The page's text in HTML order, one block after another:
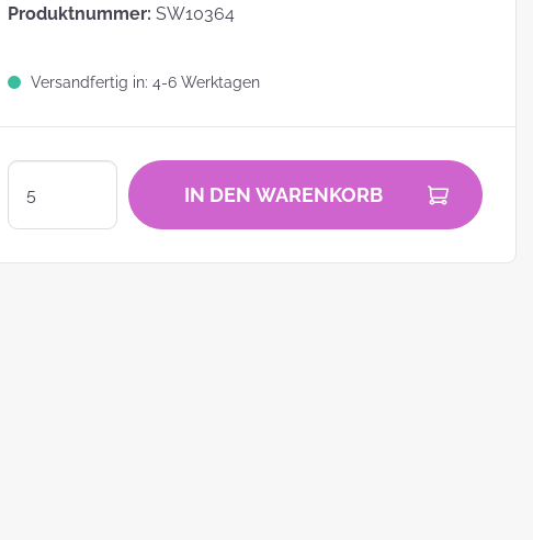
zu
zum
Produktnummer: SW10364
Versandfertig in: 4-6 Werktagen
IN DEN WARENKORB